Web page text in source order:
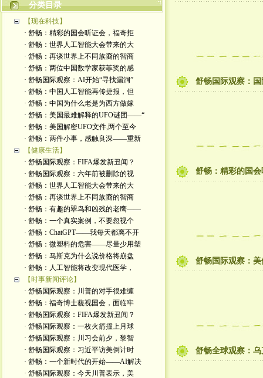
分类目录
【现在科技】
· 舒畅：精彩的国会听证会，福奇拒
· 舒畅：世界人工智能大会带来的大
· 舒畅：再谈世界上不同族裔的智商
· 舒畅：两位中国数学家获菲奖的感
· 舒畅国际观察：AI开始“寻找漏洞”
· 舒畅：中国人工智能再传捷报，但
· 舒畅：中国为什么老是为西方做嫁
· 舒畅：美国最难解释的UFO谜团——“
· 舒畅：美国解密UFO文件,两个至今
· 舒畅：两件小事，感触良深——重新
【健康生活】
· 舒畅国际观察：FIFA爆发新丑闻？
· 舒畅国际观察：六年前被删除的视
· 舒畅：世界人工智能大会带来的大
· 舒畅：再谈世界上不同族裔的智商
· 舒畅：有趣的翠鸟和凶残的老鹰——
· 舒畅：一个真实案例，不要忽视个
· 舒畅：ChatGPT——我每天都离不开
· 舒畅：微塑料的危害——尽量少用塑
· 舒畅：马斯克为什么说价格将崩盘
· 舒畅：人工智能将改变现代医学，
【时事新闻评论】
· 舒畅国际观察：川普的对手很难缠
· 舒畅：福奇博士藐视国会，面临牢
· 舒畅国际观察：FIFA爆发新丑闻？
· 舒畅国际观察：一枚火箭撞上月球
· 舒畅国际观察：川习会前夕，黎智
· 舒畅国际观察：习近平访美倒计时
· 舒畅：一个新时代的开始——AI解决
· 舒畅国际观察：今天川普表示，美
舒畅国际观察：
舒畅：精彩的国
舒畅国际观察：
舒畅全球观察：